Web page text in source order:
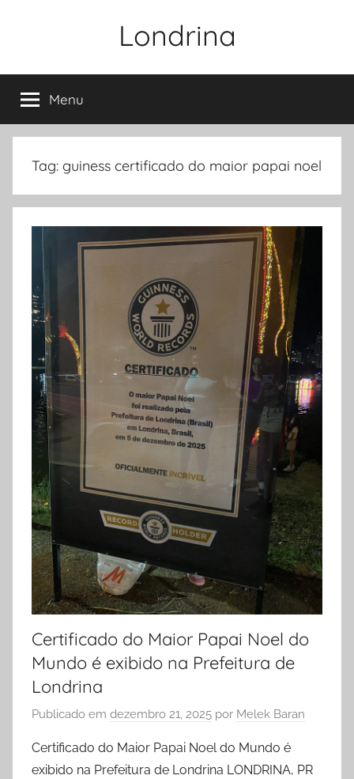
conteúdo
Londrina
Menu
Tag: guiness certificado do maior papai noel
Certificado do Maior Papai Noel do
Mundo é exibido na Prefeitura de
Londrina
Publicado em dezembro 21, 2025 por Melek Baran
Certificado do Maior Papai Noel do Mundo é
exibido na Prefeitura de Londrina LONDRINA, PR